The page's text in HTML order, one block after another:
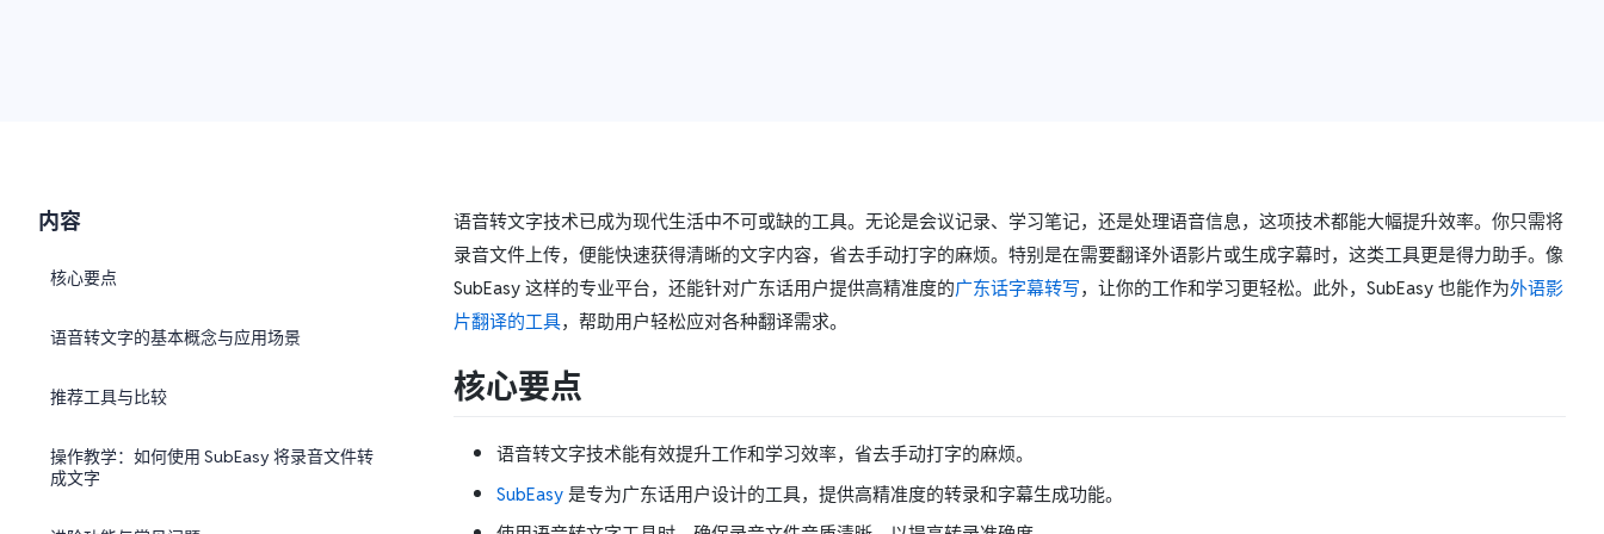
内容
核心要点
语音转文字的基本概念与应用场景
推荐工具与比较
操作教学：如何使用 SubEasy 将录音文件转
成文字
语音转文字技术已成为现代生活中不可或缺的工具。无论是会议记录、学习笔记，还是处理语音信息，这项技术都能大幅提升效率。你只需将
录音文件上传，便能快速获得清晰的文字内容，省去手动打字的麻烦。特别是在需要翻译外语影片或生成字幕时，这类工具更是得力助手。像
SubEasy 这样的专业平台，还能针对广东话用户提供高精准度的广东话字幕转写，让你的工作和学习更轻松。此外，SubEasy 也能作为外语影
片翻译的工具，帮助用户轻松应对各种翻译需求。
核心要点
语音转文字技术能有效提升工作和学习效率，省去手动打字的麻烦。
SubEasy 是专为广东话用户设计的工具，提供高精准度的转录和字幕生成功能。